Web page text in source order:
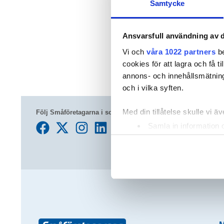
Samtycke
Ansvarsfull användning av
Vi och våra 1022 partners
cookies för att lagra och få
annons- och
och i vilka syften.
Med din tillåtelse skulle vi
Samla in information
Identifiera din enhet
Ta reda på mer om hur
eller dra tillbaka ditt
Följ Småföretagarna i sociala medier